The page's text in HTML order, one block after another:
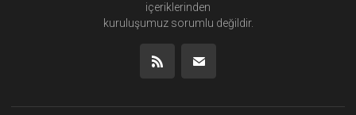
içeriklerinden
kuruluşumuz sorumlu değildir.